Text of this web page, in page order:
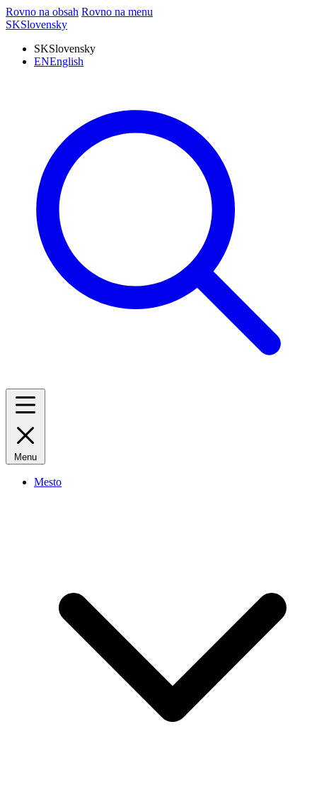
Rovno na obsah Rovno na menu
SKSlovensky
SKSlovensky
ENEnglish
Menu
Mesto